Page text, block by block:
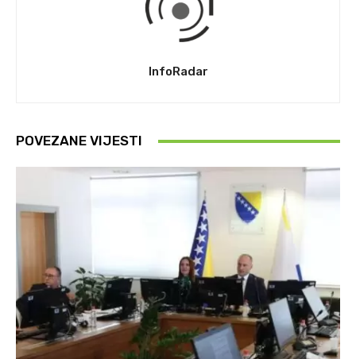
InfoRadar
POVEZANE VIJESTI